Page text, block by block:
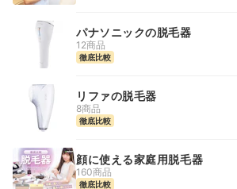
パナソニックの脱毛器
12商品
徹底比較
リファの脱毛器
8商品
徹底比較
顔に使える家庭用脱毛器
160商品
徹底比較